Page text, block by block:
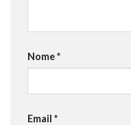
Nome*
Email *